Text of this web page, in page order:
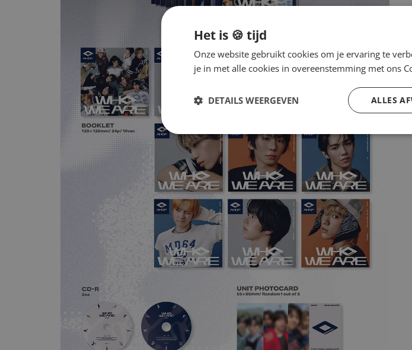
Het is 🍪 tijd
Onze website gebruikt cookies om je ervaring te
je in met alle cookies in overeenstemming met ons
ALLES
DETAILS WEERGEVEN